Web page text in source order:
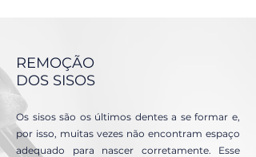
REMOÇÃO
DOS SISOS
Os sisos são os últimos dentes a se formar e,
por isso, muitas vezes não encontram espaço
adequado para nascer corretamente. Esse